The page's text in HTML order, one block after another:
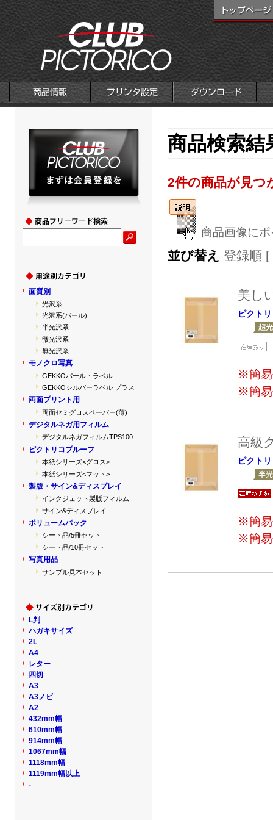
商品検索結
2件の商品が見つ
商品画像に
並び替え 登録順 [
美し
ピクト
※簡易
※簡易
高級
ピクト
※簡易
※簡易
面質別
光沢系
光沢系(パール)
半光沢系
微光沢系
無光沢系
モノクロ写真
GEKKOパール・ラベル
GEKKOシルバーラベル プラス
両面プリント用
両面セミグロスペーパー(薄)
デジタルネガ用フィルム
デジタルネガフィルムTPS100
ピクトリコプルーフ
本紙シリーズ<グロス>
本紙シリーズ<マット>
製版・サイン&ディスプレイ
インクジェット製版フィルム
サイン&ディスプレイ
ボリュームパック
シート品/5冊セット
シート品/10冊セット
写真用品
サンプル見本セット
L判
ハガキサイズ
2L
A4
レター
四切
A3
A3ノビ
A2
432mm幅
610mm幅
914mm幅
1067mm幅
1118mm幅
1119mm幅以上
-